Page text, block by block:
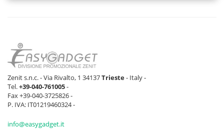
Zenit s.n.c. - Via Rivalto, 1 34137Trieste- Italy -
Tel.+39-040-761005-
Fax +39-040-3725826 -
P. IVA: IT01219460324 -
info@easygadget.it